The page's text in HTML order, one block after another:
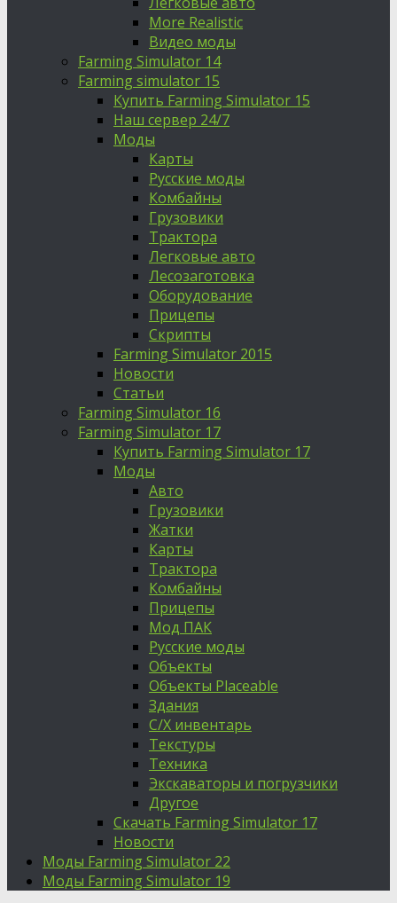
More Realistic
Видео моды
Farming Simulator 14
Farming simulator 15
Купить Farming Simulator 15
Наш сервер 24/7
Моды
Карты
Русские моды
Комбайны
Грузовики
Трактора
Легковые авто
Лесозаготовка
Оборудование
Прицепы
Скрипты
Farming Simulator 2015
Новости
Статьи
Farming Simulator 16
Farming Simulator 17
Купить Farming Simulator 17
Моды
Авто
Грузовики
Жатки
Карты
Трактора
Комбайны
Прицепы
Мод ПАК
Русские моды
Объекты
Объекты Placeable
Здания
С/Х инвентарь
Текстуры
Техника
Экскаваторы и погрузчики
Другое
Скачать Farming Simulator 17
Новости
Моды Farming Simulator 22
Моды Farming Simulator 19